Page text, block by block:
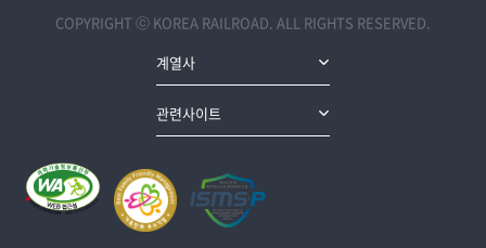
COPYRIGHT ⓒ KOREA RAILROAD. ALL RIGHTS RESERVED.
계열사
관련사이트